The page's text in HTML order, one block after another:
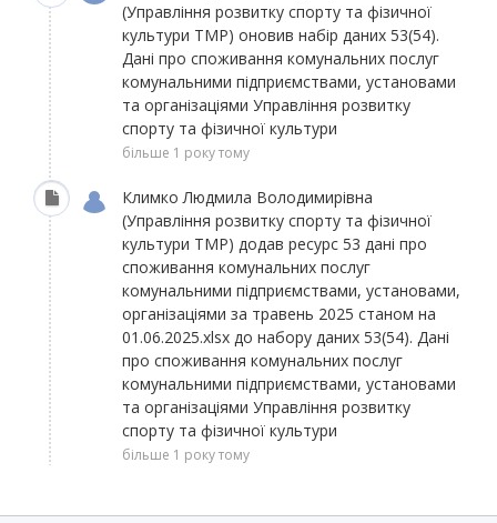
(Управління розвитку спорту та фізичної
культури ТМР) оновив набір даних 53(54).
Дані про споживання комунальних послуг
комунальними підприємствами, установами
та організаціями Управління розвитку
спорту та фізичної культури
більше 1 року тому
Климко Людмила Володимирівна
(Управління розвитку спорту та фізичної
культури ТМР) додав ресурс 53 дані про
споживання комунальних послуг
комунальними підприємствами, установами,
організаціями за травень 2025 станом на
01.06.2025.xlsx до набору даних 53(54). Дані
про споживання комунальних послуг
комунальними підприємствами, установами
та організаціями Управління розвитку
спорту та фізичної культури
більше 1 року тому